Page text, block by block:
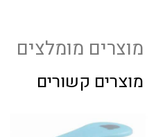
מוצרים מומלצים
מוצרים קשורים